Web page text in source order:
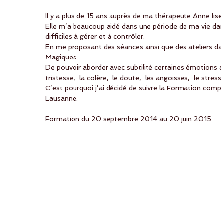
Il y a plus de 15 ans auprès de ma thérapeute Anne
Elle m’a beaucoup aidé dans une période de ma vie
difficiles à gérer et à contrôler.
En me proposant des séances ainsi que des ateliers
Magiques.
De pouvoir aborder avec subtilité certaines
tristesse,  la colère,  le doute,  les angoisses,  le
C’est pourquoi j’ai décidé de suivre la Formation
Lausanne.
Formation du 20 septembre 2014 au 20 juin 2015